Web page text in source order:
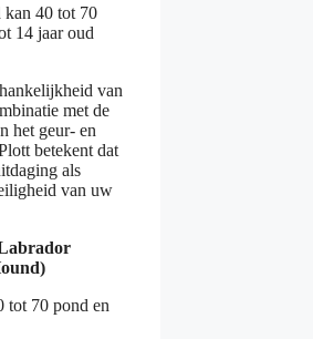
40 tot 70
14 jaar oud
van
met de
het geur- en
betekent dat
als
van uw
tot 70 pond en